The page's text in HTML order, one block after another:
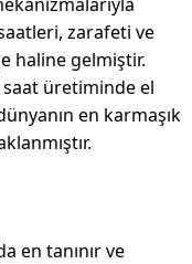
zarafeti ve
haline gelmiştir.
üretiminde el
en karmaşık
en tanınır ve